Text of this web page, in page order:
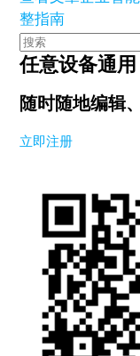
整指南
任意设备通用
随时随地编辑
立即注册